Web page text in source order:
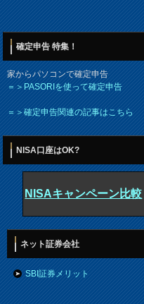
確定申告 特集！
家からパソコンで確定申告
＝＞PASORIを使って確定申告
＝＞確定申告関連の記事はこちら
NISA口座はOK?
NISAキャンペーン比較
ネット証券会社
SBI証券メリット